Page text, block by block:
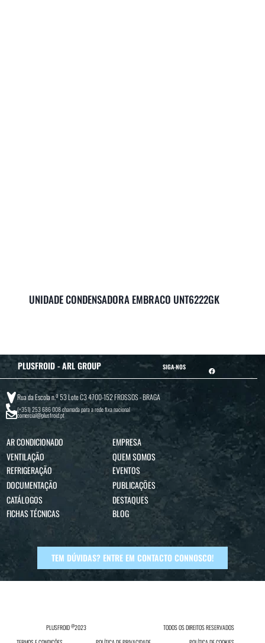
UNIDADE CONDENSADORA EMBRACO UNT6222GK
PLUSFROID - ARL GROUP SIGA-NOS
Rua da Escola n.º 53 Lote C3 4700-152 FROSSOS - BRAGA
(+351) 253 686 008chamada para a rede fixa nacional
comercial@plusfroid.pt
AR CONDICIONADO
VENTILAÇÃO
REFRIGERAÇÃO
EMPRESA
QUEM SOMOS
EVENTOS
DOCUMENTAÇÃO
CATÁLOGOS
FICHAS TÉCNICAS
PUBLICAÇÕES
DESTAQUES
BLOG
TEM DÚVIDAS? ENTRE EM CONTACTO CONNOSCO!
PLUSFROID@2023
TODOS OS DIREITOS RESERVADOS